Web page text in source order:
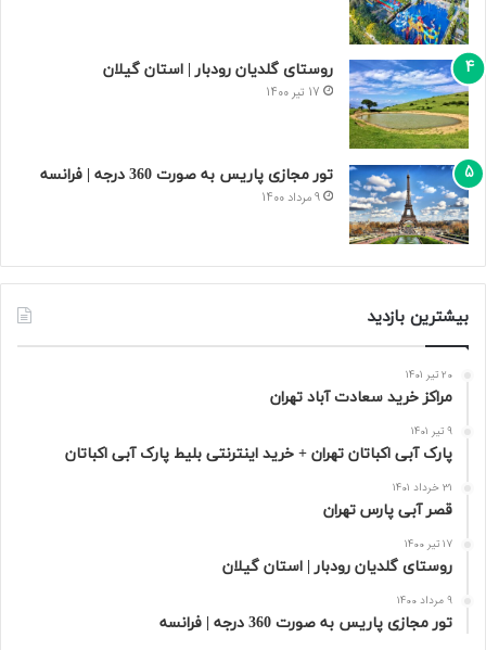
روستای گلدیان رودبار | استان گیلان
17 تیر 1400
تور مجازی پاریس به صورت 360 درجه | فرانسه
9 مرداد 1400
بیشترین بازدید
20 تیر 1401
مراکز خرید سعادت‌ آباد تهران
9 تیر 1401
پارک آبی اکباتان تهران + خرید اینترنتی بلیط پارک آبی اکباتان
31 خرداد 1401
قصر آبی پارس تهران
17 تیر 1400
روستای گلدیان رودبار | استان گیلان
9 مرداد 1400
تور مجازی پاریس به صورت 360 درجه | فرانسه